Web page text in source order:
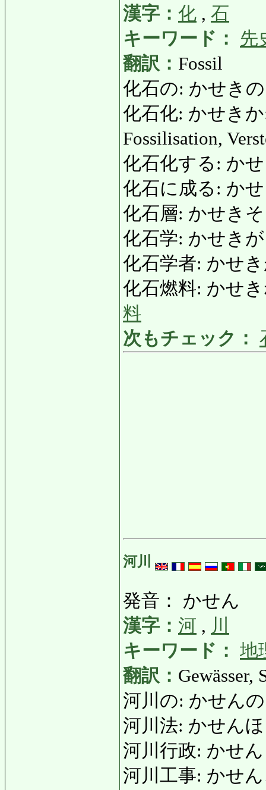
漢字： 化 , 石
キーワード：
先
翻訳： Fossil
化石の: かせきの
化石化: かせきか
Fossilisation,
化石化する: かせ
化石に成る: か
化石層: かせき
化石学: かせき
化石学者: かせ
化石燃料: かせ
料
次もチェック：
河川
発音： かせん
漢字： 河 , 川
キーワード： 地
翻訳： Gewässer,
河川の: かせん
河川法: かせん
河川行政: かせ
河川工事: かせん